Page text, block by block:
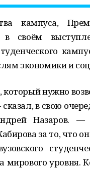
кампуса,
в своём
экономики и
нужно
в свою
Назаров. —
за то, что
мирового